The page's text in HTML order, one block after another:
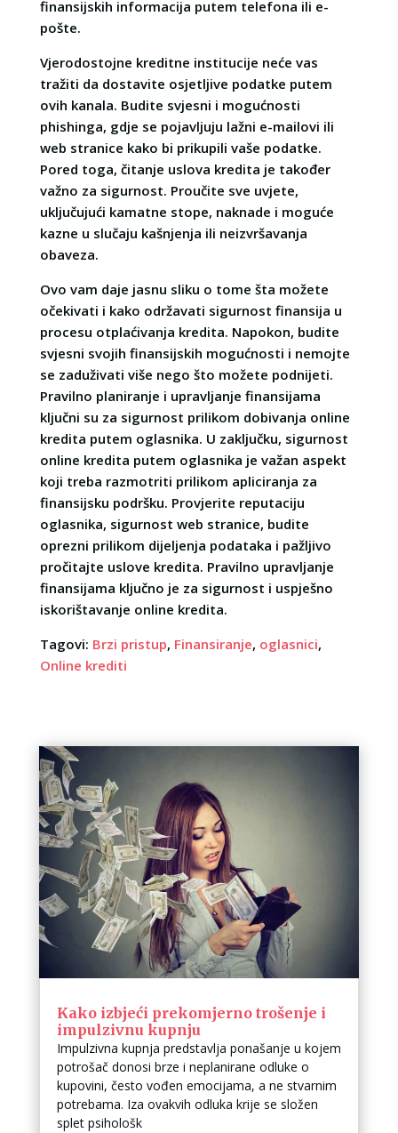
finansijskih informacija putem telefona ili e-
pošte.
Vjerodostojne kreditne institucije neće vas
tražiti da dostavite osjetljive podatke putem
ovih kanala. Budite svjesni i mogućnosti
phishinga, gdje se pojavljuju lažni e-mailovi ili
web stranice kako bi prikupili vaše podatke.
Pored toga, čitanje uslova kredita je također
važno za sigurnost. Proučite sve uvjete,
uključujući kamatne stope, naknade i moguće
kazne u slučaju kašnjenja ili neizvršavanja
obaveza.
Ovo vam daje jasnu sliku o tome šta možete
očekivati i kako održavati sigurnost finansija u
procesu otplaćivanja kredita. Napokon, budite
svjesni svojih finansijskih mogućnosti i nemojte
se zaduživati više nego što možete podnijeti.
Pravilno planiranje i upravljanje finansijama
ključni su za sigurnost prilikom dobivanja online
kredita putem oglasnika. U zaključku, sigurnost
online kredita putem oglasnika je važan aspekt
koji treba razmotriti prilikom apliciranja za
finansijsku podršku. Provjerite reputaciju
oglasnika, sigurnost web stranice, budite
oprezni prilikom dijeljenja podataka i pažljivo
pročitajte uslove kredita. Pravilno upravljanje
finansijama ključno je za sigurnost i uspješno
iskorištavanje online kredita.
Tagovi: Brzi pristup, Finansiranje, oglasnici,
Online krediti
Kako izbjeći prekomjerno trošenje i
impulzivnu kupnju
Impulzivna kupnja predstavlja ponašanje u kojem
potrošač donosi brze i neplanirane odluke o
kupovini, često vođen emocijama, a ne stvarnim
potrebama. Iza ovakvih odluka krije se složen
splet psihološk